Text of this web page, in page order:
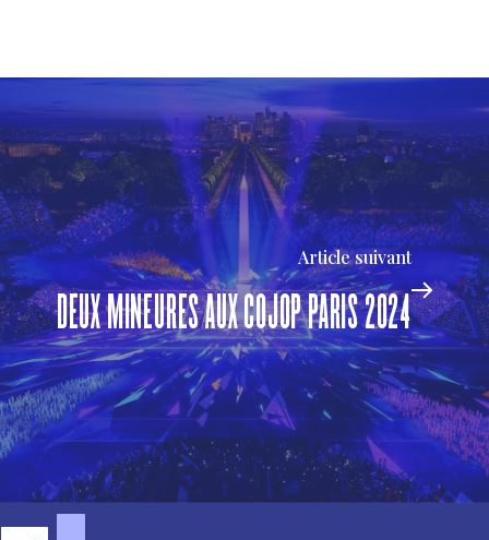
Article suivant
DEUX MINEURES AUX COJOP PARIS 2024